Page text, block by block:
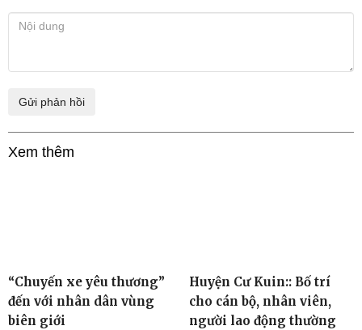
Xem thêm
“Chuyến xe yêu thương”
đến với nhân dân vùng
biên giới
Huyện Cư Kuin:: Bố trí
cho cán bộ, nhân viên,
người lao động thường